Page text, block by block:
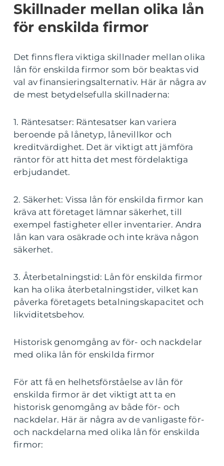
Skillnader mellan olika lån
för enskilda firmor
Det finns flera viktiga skillnader mellan olika
lån för enskilda firmor som bör beaktas vid
val av finansieringsalternativ. Här är några av
de mest betydelsefulla skillnaderna:
1. Räntesatser: Räntesatser kan variera
beroende på lånetyp, lånevillkor och
kreditvärdighet. Det är viktigt att jämföra
räntor för att hitta det mest fördelaktiga
erbjudandet.
2. Säkerhet: Vissa lån för enskilda firmor kan
kräva att företaget lämnar säkerhet, till
exempel fastigheter eller inventarier. Andra
lån kan vara osäkrade och inte kräva någon
säkerhet.
3. Återbetalningstid: Lån för enskilda firmor
kan ha olika återbetalningstider, vilket kan
påverka företagets betalningskapacitet och
likviditetsbehov.
Historisk genomgång av för- och nackdelar
med olika lån för enskilda firmor
För att få en helhetsförståelse av lån för
enskilda firmor är det viktigt att ta en
historisk genomgång av både för- och
nackdelar. Här är några av de vanligaste för-
och nackdelarna med olika lån för enskilda
firmor: